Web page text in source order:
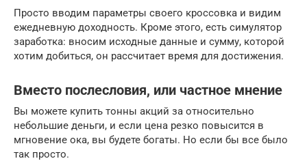
Просто вводим параметры своего кроссовка и видим
ежедневную доходность. Кроме этого, есть симулятор
заработка: вносим исходные данные и сумму, которой
хотим добиться, он рассчитает время для достижения.
Вместо послесловия, или частное мнение
Вы можете купить тонны акций за относительно
небольшие деньги, и если цена резко повысится в
мгновение ока, вы будете богаты. Но если бы все было
так просто.